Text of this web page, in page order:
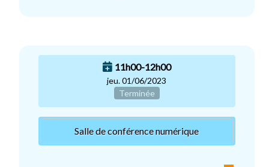
11h00-12h00
jeu. 01/06/2023
Terminée
Salle de conférence numérique